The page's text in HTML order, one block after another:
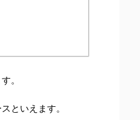
。
といえます。